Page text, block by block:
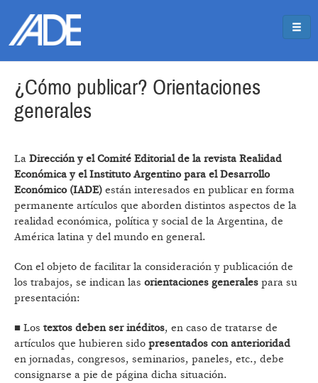
¿Cómo publicar? Orientaciones
generales
La Dirección y el Comité Editorial de la revista Realidad
Económica y el Instituto Argentino para el Desarrollo
Económico (IADE) están interesados en publicar en forma
permanente artículos que aborden distintos aspectos de la
realidad económica, política y social de la Argentina, de
América latina y del mundo en general.
Con el objeto de facilitar la consideración y publicación de
los trabajos, se indican las orientaciones generales para su
presentación:
■ Los textos deben ser inéditos, en caso de tratarse de
artículos que hubieren sido presentados con anterioridad
en jornadas, congresos, seminarios, paneles, etc., debe
consignarse a pie de página dicha situación.